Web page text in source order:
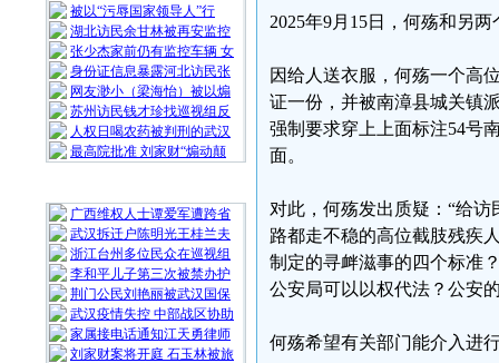
被以“污辱国家领导人”行
湖北访民余甘林被再安监控
张少杰家前仍有监控车辆 女
身份证信息暴露河北访民张
网友渺小（梁海怡）被以煽
苏州访民钱才珍找巡视组反
人权日喝农药被判刑的武汉
最高院批准 刘家财“煽动颠
广西维权人士谭爱军遭跨省
武汉拆迁户陈明光王桂兰夫
浙江台州多位民众在巡视组
李和平儿子第三次被禁办护
荆门公民刘艳丽被武汉国保
武汉疫情失控 中部战区协助
家属接电话通知江天勇律师
刘家财案将开庭 石玉林被旅
2025年9月15日，何殇和另
因给人送衣服，何殇一个高
证一份，并被南漳县城关镇
强制要求穿上上面标注54号
面。
对此，何殇发出质疑：“给
路都走不稳的高位截肢残疾
制定的寻衅滋事的四个标准
公安局可以以权代法？公安
何殇希望有关部门能介入进